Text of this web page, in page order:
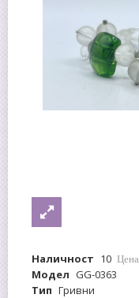
Наличност 10
Модел GG-0363
Тип Гривни
Цена